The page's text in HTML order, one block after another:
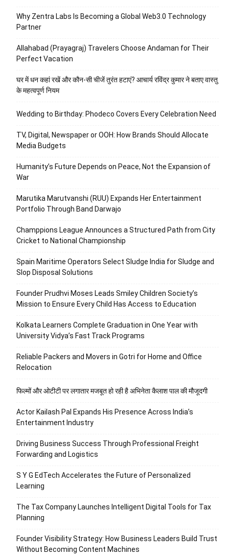
Why Zentra Labs Is Becoming a Global Web3.0 Technology
Partner
Allahabad (Prayagraj) Travelers Choose Andaman for Their
Perfect Vacation
घर में धन कहां रखें और कौन-सी चीजें तुरंत हटाएं? आचार्य रविंद्र कुमार ने बताए वास्तु
के महत्वपूर्ण नियम
Wedding to Birthday: Phodeco Covers Every Celebration Need
TV, Digital, Newspaper or OOH: How Brands Should Allocate
Media Budgets
Humanity’s Future Depends on Peace, Not the Expansion of
War
Marutika Marutvanshi (RUU) Expands Her Entertainment
Portfolio Through Band Darwajo
Champpions League Announces a Structured Path from City
Cricket to National Championship
Spain Maritime Operators Select Sludge India for Sludge and
Slop Disposal Solutions
Founder Prudhvi Moses Leads Smiley Children Society’s
Mission to Ensure Every Child Has Access to Education
Kolkata Learners Complete Graduation in One Year with
University Vidya’s Fast Track Programs
Reliable Packers and Movers in Gotri for Home and Office
Relocation
फिल्मों और ओटीटी पर लगातार मजबूत हो रही है अभिनेता कैलाश पाल की मौजूदगी
Actor Kailash Pal Expands His Presence Across India’s
Entertainment Industry
Driving Business Success Through Professional Freight
Forwarding and Logistics
S Y G EdTech Accelerates the Future of Personalized
Learning
The Tax Company Launches Intelligent Digital Tools for Tax
Planning
Founder Visibility Strategy: How Business Leaders Build Trust
Without Becoming Content Machines